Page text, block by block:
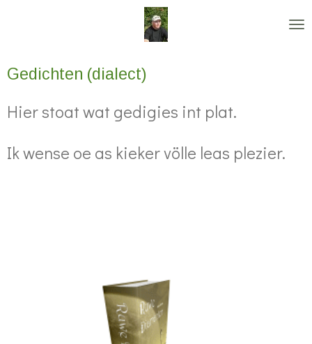
de
Gedichten (dialect)
Hier stoat wat gedigies int plat.
Ik wense oe as kieker völle leas plezier.